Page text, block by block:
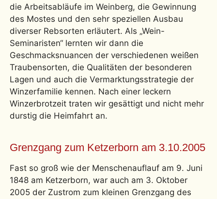
die Arbeitsabläufe im Weinberg, die Gewinnung
des Mostes und den sehr speziellen Ausbau
diverser Rebsorten erläutert. Als „Wein-
Seminaristen“ lernten wir dann die
Geschmacksnuancen der verschiedenen weißen
Traubensorten, die Qualitäten der besonderen
Lagen und auch die Vermarktungsstrategie der
Winzerfamilie kennen. Nach einer leckern
Winzerbrotzeit traten wir gesättigt und nicht mehr
durstig die Heimfahrt an.
Grenzgang zum Ketzerborn am 3.10.2005
Fast so groß wie der Menschenauflauf am 9. Juni
1848 am Ketzerborn, war auch am 3. Oktober
2005 der Zustrom zum kleinen Grenzgang des